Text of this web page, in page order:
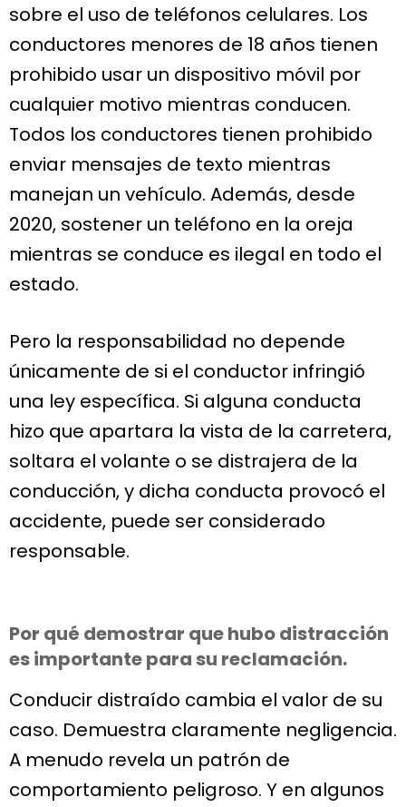
sobre el uso de teléfonos celulares. Los
conductores menores de 18 años tienen
prohibido usar un dispositivo móvil por
cualquier motivo mientras conducen.
Todos los conductores tienen prohibido
enviar mensajes de texto mientras
manejan un vehículo. Además, desde
2020, sostener un teléfono en la oreja
mientras se conduce es ilegal en todo el
estado.
Pero la responsabilidad no depende
únicamente de si el conductor infringió
una ley específica. Si alguna conducta
hizo que apartara la vista de la carretera,
soltara el volante o se distrajera de la
conducción, y dicha conducta provocó el
accidente, puede ser considerado
responsable.
Por qué demostrar que hubo distracción
es importante para su reclamación.
Conducir distraído cambia el valor de su
caso. Demuestra claramente negligencia.
A menudo revela un patrón de
comportamiento peligroso. Y en algunos